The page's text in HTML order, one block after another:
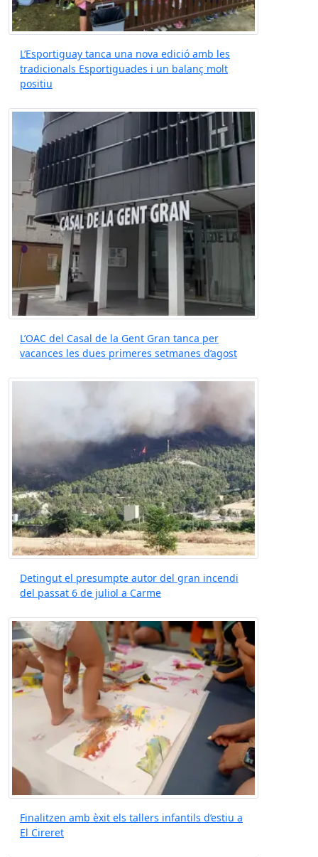
L’Esportiguay tanca una nova edició amb les
tradicionals Esportiguades i un balanç molt
positiu
L’OAC del Casal de la Gent Gran tanca per
vacances les dues primeres setmanes d’agost
Detingut el presumpte autor del gran incendi
del passat 6 de juliol a Carme
Finalitzen amb èxit els tallers infantils d’estiu a
El Cireret